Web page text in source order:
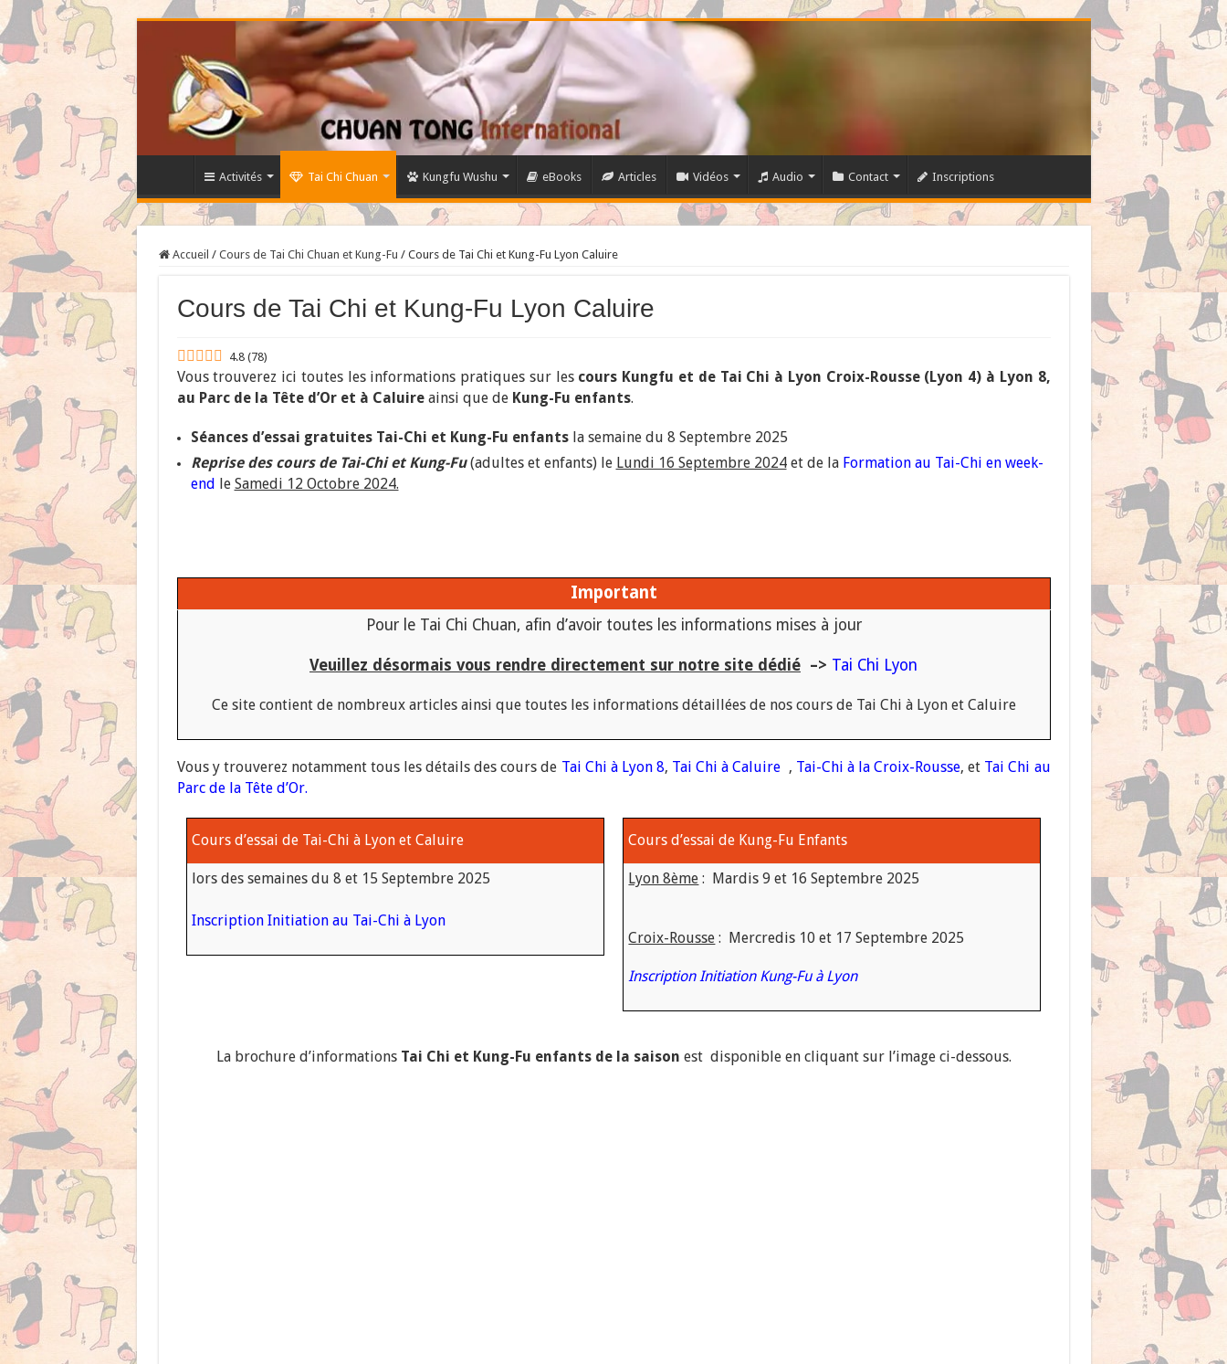
Activités Tai Chi Chuan Kungfu Wushu eBooks Articles Vidéos Audio Contact Inscriptions
Accueil / Cours de Tai Chi Chuan et Kung-Fu / Cours de Tai Chi et Kung-Fu Lyon Caluire
Cours de Tai Chi et Kung-Fu Lyon Caluire
4.8 (78)
Vous trouverez ici toutes les informations pratiques sur les cours Kungfu et de Tai Chi à Lyon Croix-Rousse (Lyon 4) à Lyon 8,
au Parc de la Tête d’Or et à Caluireainsi que de Kung-Fu enfants.
Séances d’essai gratuites Tai-Chi et Kung-Fu enfantsla semaine du 8 Septembre 2025
Reprise des cours de Tai-Chi et Kung-Fu(adultes et enfants) le Lundi 16 Septembre 2024et de la Formation au Tai-Chi en week-
end le Samedi 12 Octobre 2024.
Important
Pour le Tai Chi Chuan, afin d’avoir toutes les informations mises à jour
Veuillez désormais vous rendre directement sur notre site dédié –> Tai Chi Lyon
Ce site contient de nombreux articles ainsi que toutes les informations détaillées de nos cours de Tai Chi à Lyon et Caluire
Vous y trouverez notamment tous les détails des cours de Tai Chi à Lyon 8, Tai Chi à Caluire , Tai-Chi à la Croix-Rousse, et Tai Chi au
Parc de la Tête d’Or.
Cours d’essai de Tai-Chi à Lyon et Caluire
lors des semaines du 8 et 15 Septembre 2025
Inscription Initiation au Tai-Chi à Lyon
Cours d’essai de Kung-Fu Enfants
Lyon 8ème : Mardis 9 et 16 Septembre 2025
Croix-Rousse : Mercredis 10 et 17 Septembre 2025
Inscription Initiation Kung-Fu à Lyon
La brochure d’informations Tai Chi et Kung-Fu enfants dela saison est disponible en cliquant sur l’image ci-dessous.